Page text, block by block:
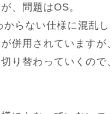
、問題はOS。
らない仕様に混乱し
併用されていますが、
り替わっていくので、